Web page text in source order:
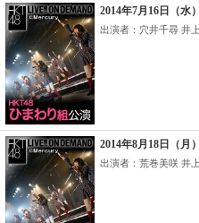
2014年7月16日（水
出演者：穴井千尋 井
2014年8月18日（月
出演者：荒巻美咲 井